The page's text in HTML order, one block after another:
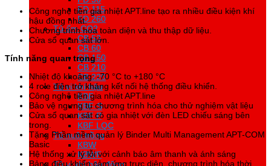
FD 115
FD 260
Tủ ấm CO2
CB 53
CB 60
CB 150
CB 210
CB 220
Tủ vi khí hậu
KBF
KBF-S
KBF P
KBF LQC
Tủ nuôi trồng
KBW
KBWF
FD 115
FD 260
Tủ ấm CO2
CB 53
CB 60
CB 150
CB 210
CB 220
Tủ vi khí hậu
KBF
KBF-S
KBF P
KBF LQC
Tủ nuôi trồng
KBW
KBWF
Công nghệ tiền gia nhiệt APT.line tạo ra nhiều điều kiện khí
hậu đồng nhất.
Chương trình hóa toàn diện và thu thập dữ liệu.
Cửa sổ quan sát lớn.
Tính năng quan trọng
Nhiệt độ khoảng: -70 °C to +180 °C
4 role điện trở kháng kết nối hệ thống điều khiển.
Công nghệ tiền gia nhiệt APT.line
Bảo vệ ngưng tụ chương trình hóa cho thử nghiệm vật liệu
Cửa sổ quan sát có gia nhiệt với đèn LED chiếu sáng bên
trong.
Tặng Phần mềm quản lý Binder Multi Management APT-COM
Basic
Hệ thống xử lý lỗi với cảnh báo âm thanh và ánh sáng
Bảng điều khiển cảm ứng trực diện, chương trình hóa thời